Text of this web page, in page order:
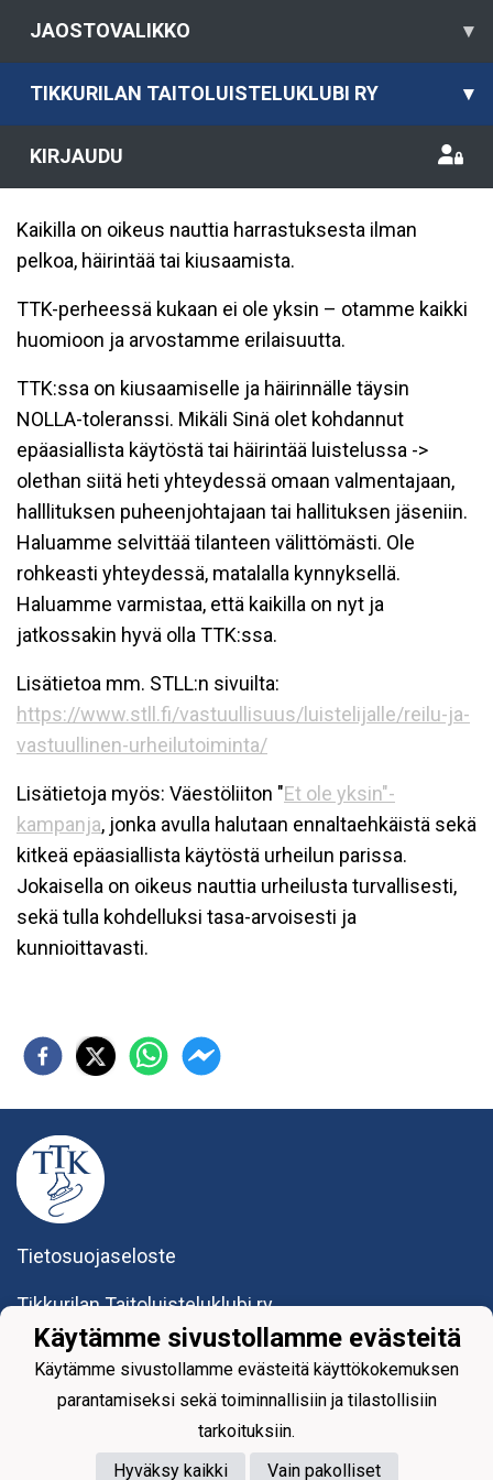
JAOSTOVALIKKO ▾
TIKKURILAN TAITOLUISTELUKLUBI RY ▾
KIRJAUDU
Kaikilla on oikeus nauttia harrastuksesta ilman
pelkoa, häirintää tai kiusaamista.
TTK-perheessä kukaan ei ole yksin – otamme kaikki
huomioon ja arvostamme erilaisuutta.
TTK:ssa on kiusaamiselle ja häirinnälle täysin
NOLLA-toleranssi. Mikäli Sinä olet kohdannut
epäasiallista käytöstä tai häirintää luistelussa ->
olethan siitä heti yhteydessä omaan valmentajaan,
halllituksen puheenjohtajaan tai hallituksen jäseniin.
Haluamme selvittää tilanteen välittömästi. Ole
rohkeasti yhteydessä, matalalla kynnyksellä.
Haluamme varmistaa, että kaikilla on nyt ja
jatkossakin hyvä olla TTK:ssa.
Lisätietoa mm. STLL:n sivuilta:
https://www.stll.fi/vastuullisuus/luistelijalle/reilu-ja-
vastuullinen-urheilutoiminta/
Lisätietoja myös: Väestöliiton "Et ole yksin"-
kampanja, jonka avulla halutaan ennaltaehkäistä sekä
kitkeä epäasiallista käytöstä urheilun parissa.
Jokaisella on oikeus nauttia urheilusta turvallisesti,
sekä tulla kohdelluksi tasa-arvoisesti ja
kunnioittavasti.
Tietosuojaseloste
Tikkurilan Taitoluisteluklubi ry
Yhteystiedot
Käytämme sivustollamme evästeitä
Käytämme sivustollamme evästeitä käyttökokemuksen
parantamiseksi sekä toiminnallisiin ja tilastollisiin
tarkoituksiin.
Hyväksy kaikki
Vain pakolliset